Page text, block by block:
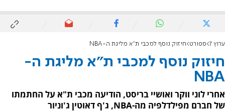
ערוץ 7 ספורט חיזוק נוסף למכבי ת"א מליגת ה-NBA
חיזוק נוסף למכבי ת"א מליגת ה-
NBA
אחרי לוני ווקר ואושיי בריסט, הודיעה מכבי ת"א על החתמתו
של חברם מפילדלפיה מה-NBA, ג'ף דאוטין ג'וניור